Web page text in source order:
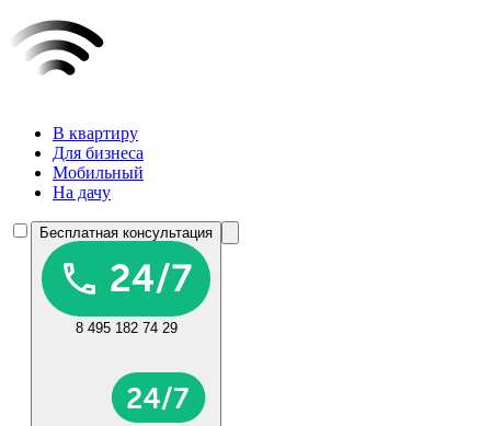
В квартиру
Для бизнеса
Мобильный
На дачу
Бесплатная консультация
8 495 182 74 29